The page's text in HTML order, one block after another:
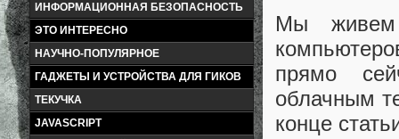
ИНФОРМАЦИОННАЯ БЕЗОПАСНОСТЬ
ЭТО ИНТЕРЕСНО
НАУЧНО-ПОПУЛЯРНОЕ
ГАДЖЕТЫ И УСТРОЙСТВА ДЛЯ ГИКОВ
ТЕКУЧКА
JAVASCRIPT
Мы живем
прямо
облачным
конце